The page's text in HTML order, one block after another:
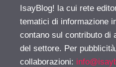
IsayBlog! la cui rete
tematici di informazione
contano sul contributo di
del settore. Per
collaborazioni: